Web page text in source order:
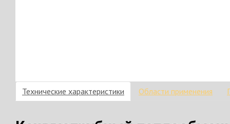
Технические характеристики Области применения